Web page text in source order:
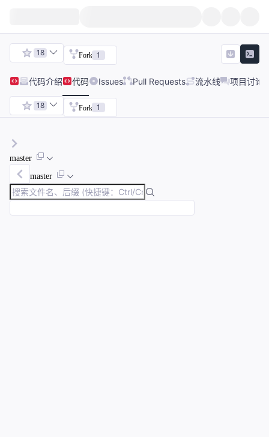
18 Fork 1
代码介绍 代码 Issues Pull Requests 流水线 项目讨论
18 Fork 1
master
master